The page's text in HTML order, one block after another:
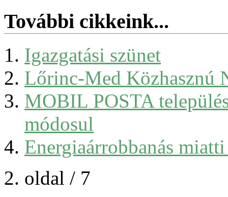
További cikkeink...
Igazgatási szünet
Lőrinc-Med Közhasznú
MOBIL POSTA
módosul
Energiaárrobbanás
2. oldal / 7